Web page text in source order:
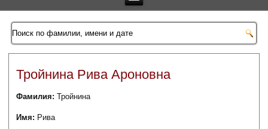
Тройнина Рива Ароновна
Фамилия:Тройнина
Имя: Рива